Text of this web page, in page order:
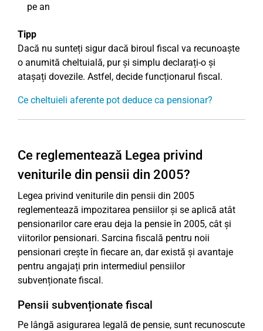
pe an
Tipp
Dacă nu sunteți sigur dacă biroul fiscal va recunoaște
o anumită cheltuială, pur și simplu declarați-o și
atașați dovezile. Astfel, decide funcționarul fiscal.
Ce cheltuieli aferente pot deduce ca pensionar?
Ce reglementează Legea privind
veniturile din pensii din 2005?
Legea privind veniturile din pensii din 2005
reglementează impozitarea pensiilor și se aplică atât
pensionarilor care erau deja la pensie în 2005, cât și
viitorilor pensionari. Sarcina fiscală pentru noii
pensionari crește în fiecare an, dar există și avantaje
pentru angajați prin intermediul pensiilor
subvenționate fiscal.
Pensii subvenționate fiscal
Pe lângă asigurarea legală de pensie, sunt recunoscute